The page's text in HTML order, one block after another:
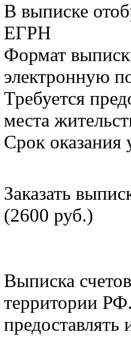
В выписке
ЕГРН
Формат
электронную
Требуется
места
Срок оказания
Заказать
(2600 руб.)
Выписка
территории